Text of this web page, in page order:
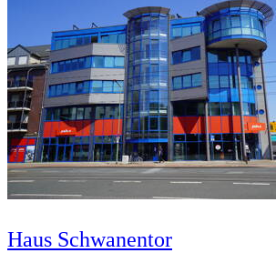
Haus Schwanentor